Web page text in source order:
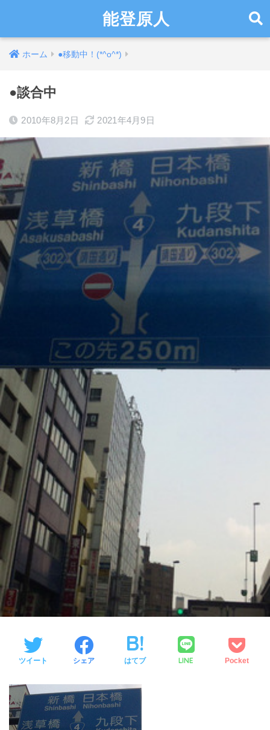
能登原人
ホーム ●移動中！(*^o^*)
●談合中
2010年8月2日 2021年4月9日
ツイート シェア はてブ LINE Pocket